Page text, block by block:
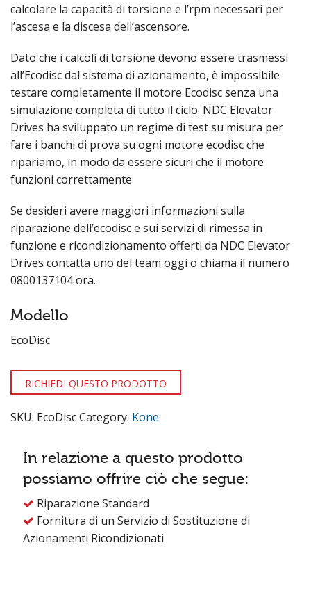
calcolare la capacità di torsione e l’rpm necessari per
l’ascesa e la discesa dell’ascensore.
Dato che i calcoli di torsione devono essere trasmessi
all’Ecodisc dal sistema di azionamento, è impossibile
testare completamente il motore Ecodisc senza una
simulazione completa di tutto il ciclo. NDC Elevator
Drives ha sviluppato un regime di test su misura per
fare i banchi di prova su ogni motore ecodisc che
ripariamo, in modo da essere sicuri che il motore
funzioni correttamente.
Se desideri avere maggiori informazioni sulla
riparazione dell’ecodisc e sui servizi di rimessa in
funzione e ricondizionamento offerti da NDC Elevator
Drives contatta uno del team oggi o chiama il numero
0800137104 ora.
Modello
EcoDisc
RICHIEDI QUESTO PRODOTTO
SKU: EcoDiscCategory: Kone
In relazione a questo prodotto
possiamo offrire ciò che segue:
 Riparazione Standard
 Fornitura di un Servizio di Sostituzione di
Azionamenti Ricondizionati